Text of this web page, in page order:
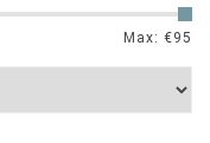
Max: €95